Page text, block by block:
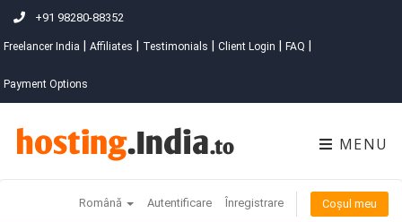
+91 98280-88352
Freelancer India Affiliates Testimonials Client Login FAQ
Payment Options
MENU
Română Autentificare Înregistrare Coșul meu